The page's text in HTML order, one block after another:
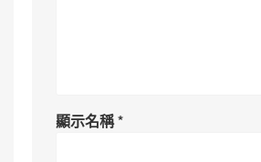
顯示名稱*